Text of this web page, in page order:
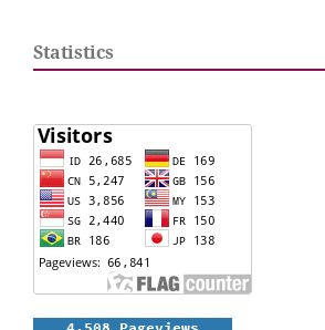
Statistics